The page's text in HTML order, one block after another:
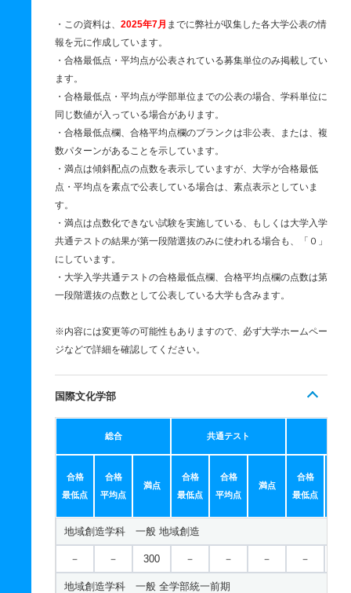
・この資料は、 2025年7月 までに弊社が収集した各大学公表の情
報を元に作成しています。
・合格最低点・平均点が公表されている募集単位のみ掲載してい
ます。
・合格最低点・平均点が学部単位までの公表の場合、学科単位に
同じ数値が入っている場合があります。
・合格最低点欄、合格平均点欄のブランクは非公表、または、複
数パターンがあることを示しています。
・満点は傾斜配点の点数を表示していますが、大学が合格最低
点・平均点を素点で公表している場合は、素点表示としていま
す。
・満点は点数化できない試験を実施している、もしくは大学入学
共通テストの結果が第一段階選抜のみに使われる場合も、「０」
にしています。
・大学入学共通テストの合格最低点欄、合格平均点欄の点数は第
一段階選抜の点数として公表している大学も含みます。
※内容には変更等の可能性もありますので、必ず大学ホームペー
ジなどで詳細を確認してください。
国際文化学部
総合 共通テスト
合格
最低点
合格
平均点
満点
合格
最低点
合格
平均点
満点
合格
最低点
地域創造学科 一般 地域創造
－ － 300 － － － －
地域創造学科 一般 全学部統一前期